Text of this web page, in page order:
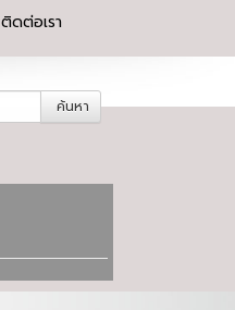
ติดต่อเรา
ค้นหา